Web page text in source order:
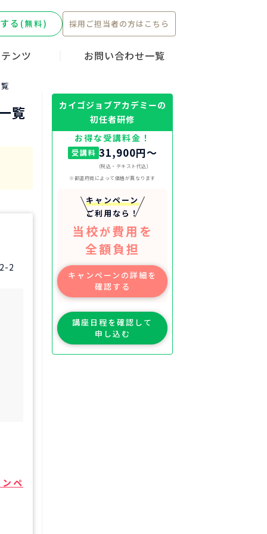
る (無料) 採用ご担当者の方はこちら
ンツ
ャンペー
ストーリ
お問い合わせ一覧
覧
2
ペ
カイゴジョブアカデミーの
初任者研修
お得な受講料金！
受講料 31,900円〜
(税込・テキスト代込)
※都道府県によって価格が異なります
キャンペーン
ご利用なら！
当校が費用を
全額負担
キャンペーンの詳細を
確認する
講座日程を確認して
申し込む